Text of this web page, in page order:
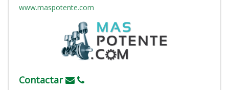
www.maspotente.com
Contactar